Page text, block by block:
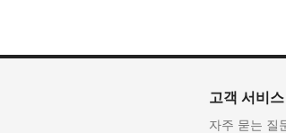
고객 서비스
자주 묻는 질